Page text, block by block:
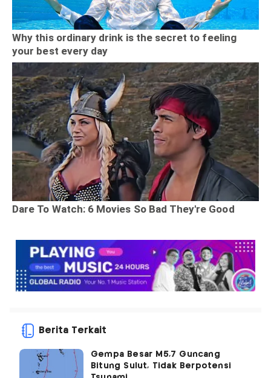
Berita Terkait
Gempa Besar M5,7 Guncang
Bitung Sulut, Tidak Berpotensi